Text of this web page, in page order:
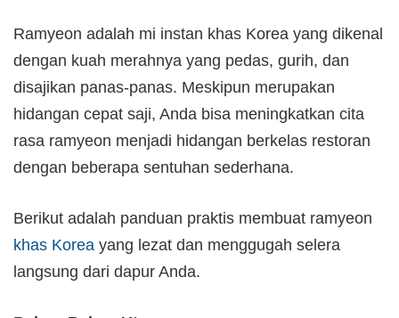
Ramyeon adalah mi instan khas Korea yang dikenal
dengan kuah merahnya yang pedas, gurih, dan
disajikan panas-panas. Meskipun merupakan
hidangan cepat saji, Anda bisa meningkatkan cita
rasa ramyeon menjadi hidangan berkelas restoran
dengan beberapa sentuhan sederhana.
Berikut adalah panduan praktis membuat ramyeon
khas Korea yang lezat dan menggugah selera
langsung dari dapur Anda.